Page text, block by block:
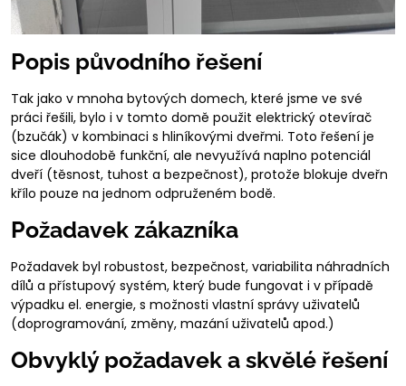
Popis původního řešení
Tak jako v mnoha bytových domech, které jsme ve své
práci řešili, bylo i v tomto domě použit elektrický otevírač
(bzučák) v kombinaci s hliníkovými dveřmi. Toto řešení je
sice dlouhodobě funkční, ale nevyužívá naplno potenciál
dveří (těsnost, tuhost a bezpečnost), protože blokuje dveřn
křílo pouze na jednom odpruženém bodě.
Požadavek zákazníka
Požadavek byl robustost, bezpečnost, variabilita náhradních
dílů a přístupový systém, který bude fungovat i v případě
výpadku el. energie, s možnosti vlastní správy uživatelů
(doprogramování, změny, mazání uživatelů apod.)
Obvyklý požadavek a skvělé řešení